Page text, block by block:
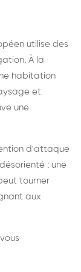
utilise des
À la
habitation
et
une
d'attaque
: une
tourner
aux